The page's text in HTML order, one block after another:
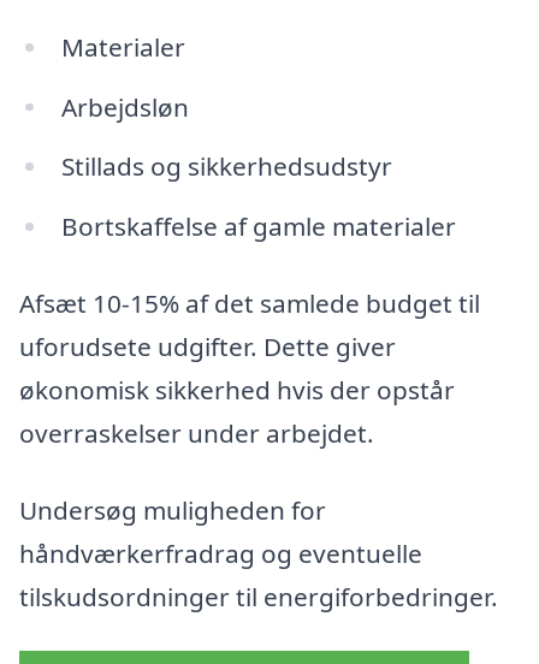
Materialer
Arbejdsløn
Stillads og sikkerhedsudstyr
Bortskaffelse af gamle materialer
Afsæt 10-15% af det samlede budget til
uforudsete udgifter. Dette giver
økonomisk sikkerhed hvis der opstår
overraskelser under arbejdet.
Undersøg muligheden for
håndværkerfradrag og eventuelle
tilskudsordninger til energiforbedringer.